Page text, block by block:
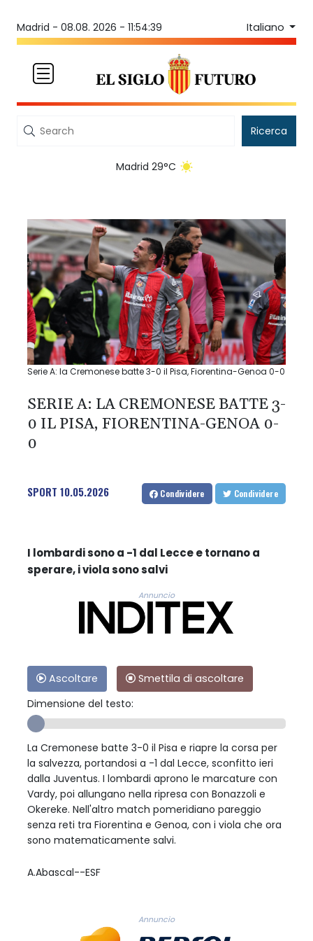
Madrid - 08.08. 2026 - 11:54:39 Italiano
Ricerca
Madrid 29°C
Serie A: la Cremonese batte 3-0 il Pisa, Fiorentina-Genoa 0-0
SERIE A: LA CREMONESE BATTE 3-
0 IL PISA, FIORENTINA-GENOA 0-
0
SPORT 10.05.2026 Condividere Condividere
I lombardi sono a -1 dal Lecce e tornano a
sperare, i viola sono salvi
Annuncio
Ascoltare
Smettila di ascoltare
Dimensione del testo:
La Cremonese batte 3-0 il Pisa e riapre la corsa per
la salvezza, portandosi a -1 dal Lecce, sconfitto ieri
dalla Juventus. I lombardi aprono le marcature con
Vardy, poi allungano nella ripresa con Bonazzoli e
Okereke. Nell'altro match pomeridiano pareggio
senza reti tra Fiorentina e Genoa, con i viola che ora
sono matematicamente salvi.
A.Abascal--ESF
Annuncio